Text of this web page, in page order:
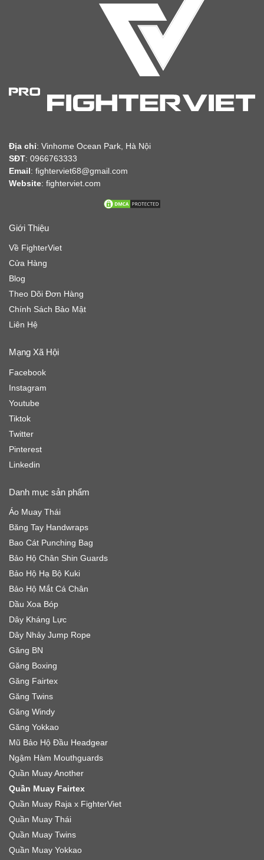
Địa chỉ: Vinhome Ocean Park, Hà Nội
SĐT: 0966763333
Email: fighterviet68@gmail.com
Website: fighterviet.com
Giới Thiệu
Về FighterViet
Cửa Hàng
Blog
Theo Dõi Đơn Hàng
Chính Sách Bảo Mật
Liên Hệ
Mạng Xã Hội
Facebook
Instagram
Youtube
Tiktok
Twitter
Pinterest
Linkedin
Danh mục sản phẩm
Áo Muay Thái
Băng Tay Handwraps
Bao Cát Punching Bag
Bảo Hộ Chân Shin Guards
Bảo Hộ Hạ Bộ Kuki
Bảo Hộ Mắt Cá Chân
Dầu Xoa Bóp
Dây Kháng Lực
Dây Nhảy Jump Rope
Găng BN
Găng Boxing
Găng Fairtex
Găng Twins
Găng Windy
Găng Yokkao
Mũ Bảo Hộ Đầu Headgear
Ngậm Hàm Mouthguards
Quần Muay Another
Quần Muay Fairtex
Quần Muay Raja x FighterViet
Quần Muay Thái
Quần Muay Twins
Quần Muay Yokkao